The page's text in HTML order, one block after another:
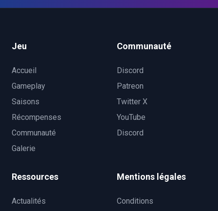
Jeu
Accueil
Gameplay
Saisons
Récompenses
Communauté
Galerie
Communauté
Discord
Patreon
Twitter X
YouTube
Discord
Ressources
Actualités
Mentions légales
Conditions